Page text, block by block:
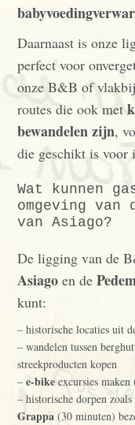
Daarnaast is onze
perfect voor
onze B&B of
routes die ook met
bewandelen zijn,
die geschikt is voor
Wat kunnen
omgeving van
van Asiago?
De ligging van de
Asiago en de
kunt:
– historische locaties uit
– wandelen tussen
streekproducten kopen
–e-bike excursies
– historische dorpen zoals
Grappa (30 minuten)